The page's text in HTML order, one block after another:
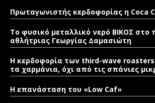
Πρωταγωνιστής κερδοφορίας η Coca
Το φυσικό μεταλλικό νερό ΒΙΚΟΣ στο
αθλήτριας Γεωργίας Δαμασιώτη
Η κερδοφορία των third-wave
τα χαρμάνια, όχι από τις σπάνιες
Η επανάσταση του «Low Caf»